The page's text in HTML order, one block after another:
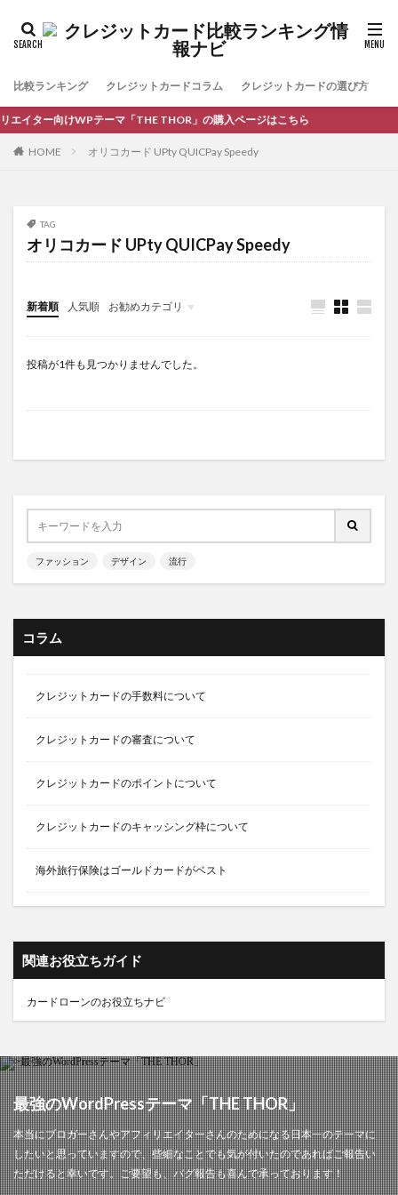
比較ランキング クレジットカードコラム クレジットカードの選び方
イター向けWPテーマ「THE THOR」の購入ページはこちら
HOME オリコカード UPty QUICPay Speedy
TAG
オリコカード UPty QUICPay Speedy
新着順 人気順 お勧めカテゴリ
コラム
投稿が1件も見つかりませんでした。
ファッション デザイン 流行
コラム
クレジットカードの手数料について
クレジットカードの審査について
クレジットカードのポイントについて
クレジットカードのキャッシング枠について
海外旅行保険はゴールドカードがベスト
関連お役立ちガイド
カードローンのお役立ちナビ
最強のWordPressテーマ「THE THOR」
本当にブロガーさんやアフィリエイターさんのためになる日本一のテーマに
したいと思っていますので、些細なことでも気が付いたのであればご報告い
ただけると幸いです。ご要望も、バグ報告も喜んで承っております！